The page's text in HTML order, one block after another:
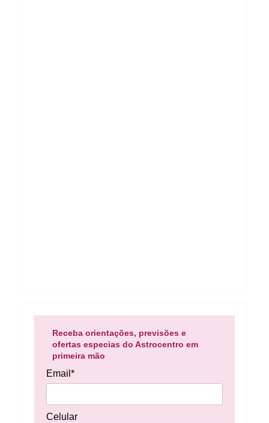
Receba orientações, previsões e
ofertas especias do Astrocentro em
primeira mão
Email*
Celular